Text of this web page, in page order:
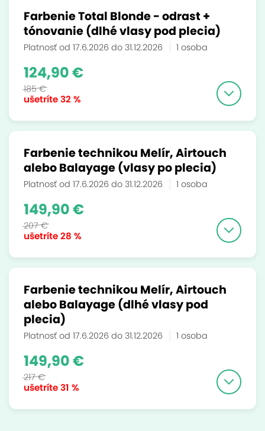
Farbenie Total Blonde - odrast +
tónovanie (dlhé vlasy pod plecia)
Platnosť od 17.6.2026 do 31.12.2026 1 osoba
ušetríte32 %
124,90 €
185 €
Farbenie technikou Melír, Airtouch
alebo Balayage (vlasy po plecia)
Platnosť od 17.6.2026 do 31.12.2026 1 osoba
ušetríte28 %
149,90 €
207 €
Farbenie technikou Melír, Airtouch
alebo Balayage (dlhé vlasy pod
plecia)
Platnosť od 17.6.2026 do 31.12.2026 1 osoba
ušetríte31 %
149,90 €
217 €